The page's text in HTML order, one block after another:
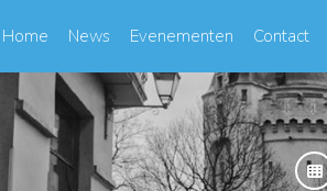
Home News Evenementen Contact